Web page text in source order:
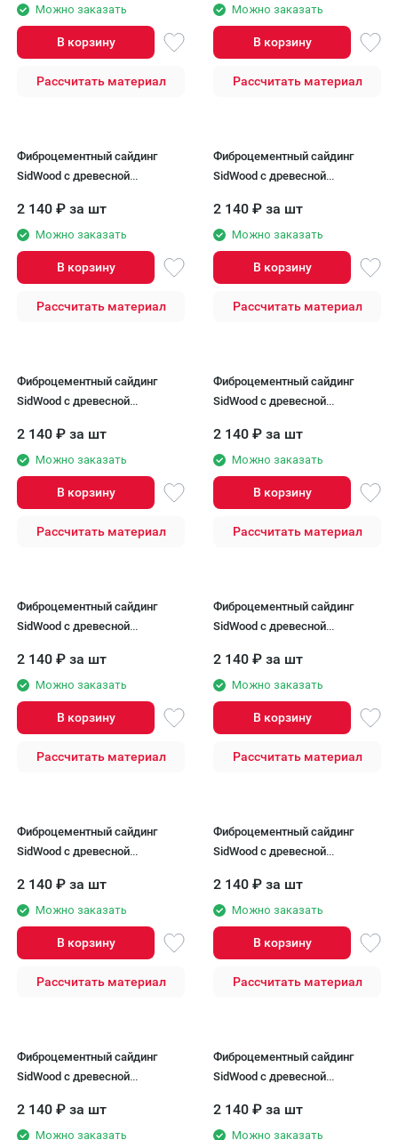
Можно заказать
В корзину
Рассчитать материал
Можно заказать
В корзину
Рассчитать материал
Фиброцементный сайдинг
SidWood с древесной
2 140 ₽ за шт
Можно заказать
В корзину
Рассчитать материал
Фиброцементный сайдинг
SidWood с древесной
2 140 ₽ за шт
Можно заказать
В корзину
Рассчитать материал
Фиброцементный сайдинг
SidWood с древесной
2 140 ₽ за шт
Можно заказать
В корзину
Рассчитать материал
Фиброцементный сайдинг
SidWood с древесной
2 140 ₽ за шт
Можно заказать
В корзину
Рассчитать материал
Фиброцементный сайдинг
SidWood с древесной
2 140 ₽ за шт
Можно заказать
В корзину
Рассчитать материал
Фиброцементный сайдинг
SidWood с древесной
2 140 ₽ за шт
Можно заказать
В корзину
Рассчитать материал
Фиброцементный сайдинг
SidWood с древесной
2 140 ₽ за шт
Можно заказать
В корзину
Рассчитать материал
Фиброцементный сайдинг
SidWood с древесной
2 140 ₽ за шт
Можно заказать
В корзину
Рассчитать материал
Фиброцементный сайдинг
SidWood с древесной
2 140 ₽ за шт
Можно заказать
Фиброцементный сайдинг
SidWood с древесной
2 140 ₽ за шт
Можно заказать